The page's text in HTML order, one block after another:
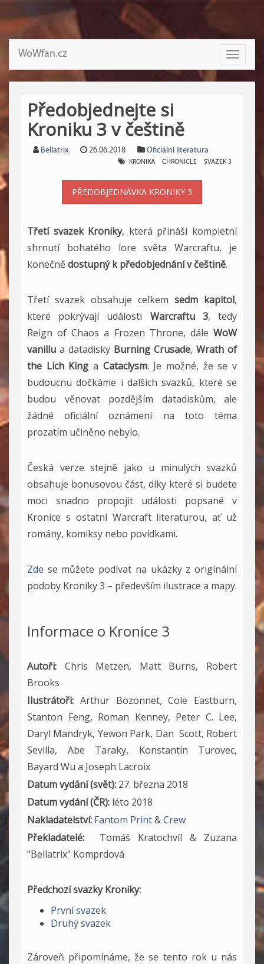
Toggle
WoWfan.cz
Předobjednejte si
Kroniku 3 v češtině
Bellatrix 26.06.2018 Oficiální literatura
KRONIKA CHRONICLE SVAZEK 3
PŘEDOBJEDNÁVKA KRONIKY 3
Třetí svazek Kroniky, která přináší kompletní
shrnutí bohatého lore světa Warcraftu, je
konečnědostupný k předobjednání v češtině.
Třetí svazek obsahuje celkem sedm kapitol,
které pokrývají události Warcraftu 3, tedy
Reign of Chaos a Frozen Throne, dále WoW
vanillu a datadisky Burning Crusade, Wrath of
the Lich King a Cataclysm. Je možné, že se v
budoucnu dočkáme i dalších svazků, které se
budou věnovat pozdějším datadiskům, ale
žádné oficiální oznámení na toto téma
prozatím učiněno nebylo.
Česká verze stejně jako u minulých svazků
obsahuje bonusovou část, díky které si budete
moci snadno propojit události popsané v
Kronice s ostatní Warcraft literaturou, ať už
romány, komiksy nebo povídkami.
Zde se můžete podívat na ukázky z originální
podoby Kroniky 3 – především ilustrace a mapy.
Informace o Kronice 3
Autoři: Chris Metzen, Matt Burns, Robert
Brooks
Ilustrátoři: Arthur Bozonnet, Cole Eastburn,
Stanton Feng, Roman Kenney, Peter C. Lee,
Daryl Mandryk, Yewon Park, Dan Scott, Robert
Sevilla, Abe Taraky, Konstantin Turovec,
Bayard Wu a Joseph Lacroix
Datum vydání (svět): 27. března 2018
Datum vydání (ČR): léto 2018
Nakladatelství: Fantom Print&Crew
Překladatelé: Tomáš Kratochvíl & Zuzana
"Bellatrix" Komprdová
Předchozí svazky Kroniky:
První svazek
Druhý svazek
Zároveň připomínáme, že se tento rok u nás